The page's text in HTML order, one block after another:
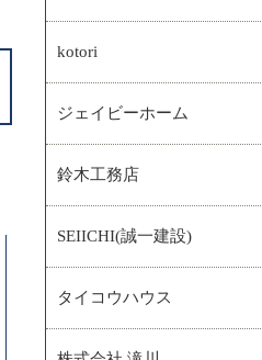
kotori
ジェイビーホーム
鈴木工務店
SEIICHI(誠一建設)
タイコウハウス